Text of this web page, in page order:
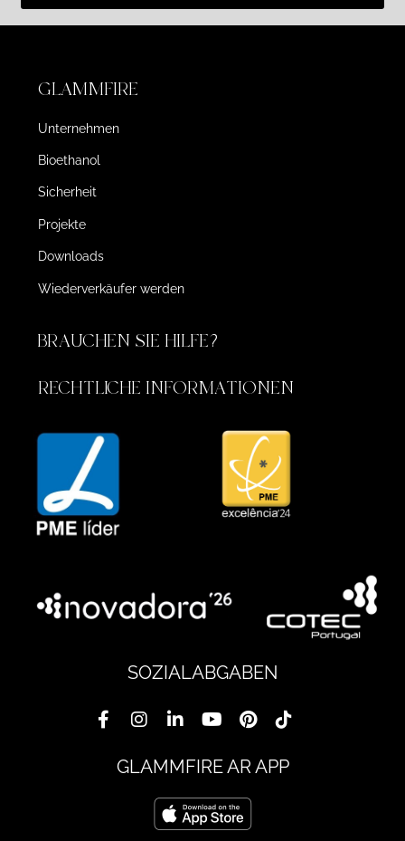
GLAMMFIRE
Unternehmen
Bioethanol
Sicherheit
Projekte
Downloads
Wiederverkäufer werden
BRAUCHEN SIE HILFE?
RECHTLICHE INFORMATIONEN
SOZIALABGABEN
GLAMMFIRE AR APP